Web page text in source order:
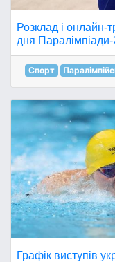
Розклад і онлайн-
дня
Спорт
Графік виступів